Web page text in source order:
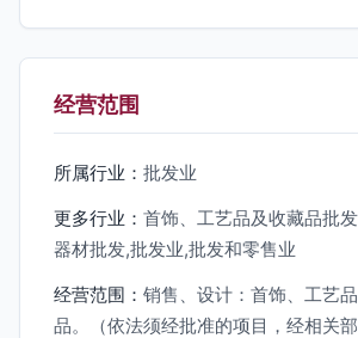
经营范围
所属行业： 批发业
更多行业： 首饰、工艺品及收藏品批
器材批发,批发业,批发和零售业
经营范围： 销售、设计：首饰、工艺
品。（依法须经批准的项目，经相关